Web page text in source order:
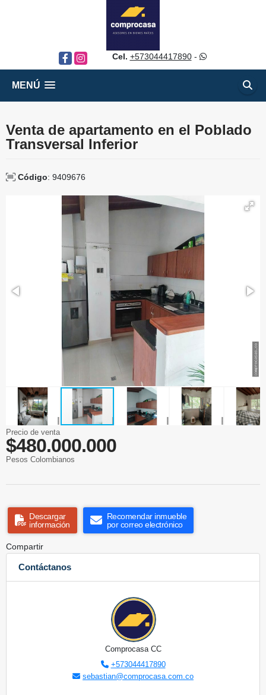
FacebookInstagram Cel. +573044417890-
MENÚ
Venta de apartamento en el Poblado
Transversal Inferior
Código: 9409676
Precio de venta
$480.000.000
Pesos Colombianos
Descargar
información
Recomendar inmueble
por correo electrónico
Compartir
Contáctanos
Comprocasa CC
+573044417890
sebastian@comprocasa.com.co